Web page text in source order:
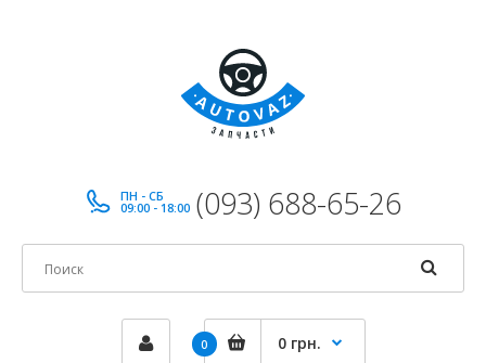
ПН - СБ
09:00 - 18:00 (093) 688-65-26
0 0 грн.